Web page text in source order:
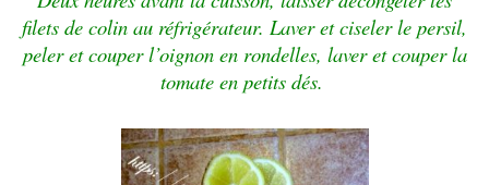
filets de colin au réfrigérateur. Laver et ciseler le persil,
peler et couper l’oignon en rondelles, laver et couper la
tomate en petits dés.